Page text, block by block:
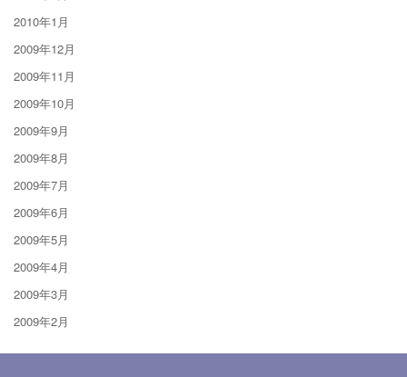
2010年1月
2009年12月
2009年11月
2009年10月
2009年9月
2009年8月
2009年7月
2009年6月
2009年5月
2009年4月
2009年3月
2009年2月